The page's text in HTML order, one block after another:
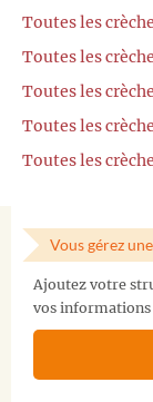
Toutes les
Toutes les
Toutes les
Toutes les
Toutes les
Vous gérez
Ajoutez votre
vos informations